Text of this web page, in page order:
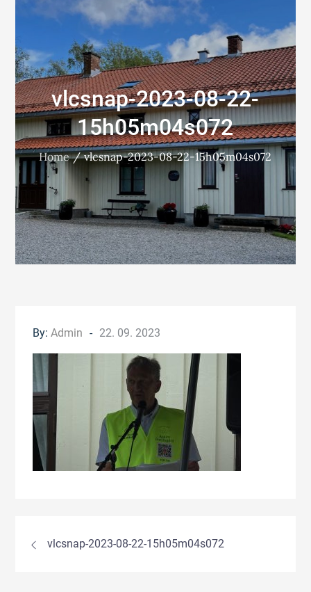
vlcsnap-2023-08-22-
15h05m04s072
Home vlcsnap-2023-08-22-15h05m04s072
By:Admin
Posted
22. 09. 2023
Innleggsnavigasjon
vlcsnap-2023-08-22-15h05m04s072